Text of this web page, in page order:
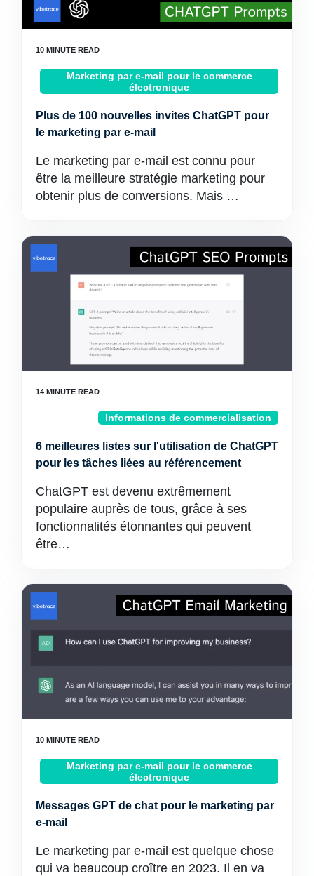
Marketing par e-mail pour le commerce
électronique
Plus de 100 nouvelles invites ChatGPT pour
le marketing par e-mail
Le marketing par e-mail est connu pour
être la meilleure stratégie marketing pour
obtenir plus de conversions. Mais …
Informations de commercialisation
6 meilleures listes sur l'utilisation de ChatGPT
pour les tâches liées au référencement
ChatGPT est devenu extrêmement
populaire auprès de tous, grâce à ses
fonctionnalités étonnantes qui peuvent
être…
Marketing par e-mail pour le commerce
électronique
Messages GPT de chat pour le marketing par
e-mail
Le marketing par e-mail est quelque chose
qui va beaucoup croître en 2023. Il en va